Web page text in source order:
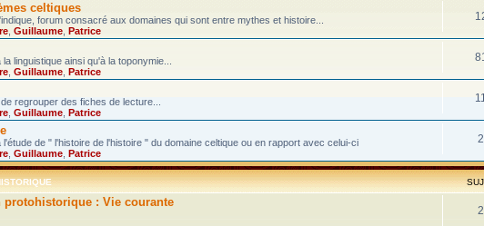
celtiques
forum consacré aux domaines qui sont entre mythes et histoire...
Guillaume Patrice
linguistique ainsi qu'à la toponymie...
Guillaume Patrice
regrouper des fiches de lecture...
Guillaume Patrice
de " l'histoire de l'histoire " du domaine celtique ou en rapport avec celui-ci
Guillaume Patrice
protohistorique : Vie courante